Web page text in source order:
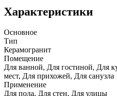
Характеристики
Основное
Тип
Керамогранит
Помещение
Для ванной, Для гостиной, Для
мест, Для прихожей, Для санузла
Применение
Для пола, Для стен, Для улицы